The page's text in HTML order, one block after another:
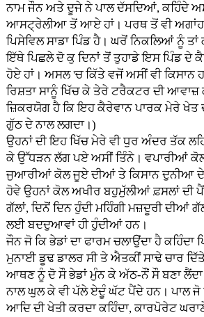
ਨਾਮ ਜੌਨ ਅਤੇ ਦੂਜੇ ਨੇ ਪਾਲ ਦੱਸਦਿਆਂ, ਕਹਿੰਦੇ
ਆਸਟ੍ਰੇਲੀਆ ਤੋਂ ਆਏ ਹਾਂ। ਪਰਥ ਤੋਂ ਵੀ ਅਗਾਂਹ
ਪਿਸੇਵਿਲ ਸਾਡਾ ਪਿੰਡ ਹੈ। ਘਰੋਂ ਨਿਕਲਿਆਂ ਨੂੰ
ਇੱਥੇ ਪਿਛਲੇ ਦੋ ਕੁ ਦਿਨਾਂ ਤੋਂ ਤੁਹਾਡੇ ਇਸ ਪਿੰਡ ਦੇ
ਹੋਏ ਹਾਂ। ਅਸਲ 'ਚ ਕਿੱਤੇ ਵਜੋਂ ਅਸੀਂ ਵੀ ਕਿਸਾਨ
ਰਿਸ਼ਤਾ ਸਾਨੂੰ ਖਿੱਚ ਕੇ ਤੇਰੇ ਟਰੈਕਟਰ ਦੀ
ਜ਼ਿਕਰਯੋਗ ਹੈ ਕਿ ਇਹ ਕੈਰੇਵਾਨ ਪਾਰਕ ਮੇਰੇ ਖੇਤ
ਗੁੱਠ ਦੇ ਨਾਲ ਲਗਦਾ।)
ਉਹਨਾਂ ਦੀ ਇਹ ਖਿੱਚ ਮੇਰੇ ਵੀ ਧੁਰ ਅੰਦਰ ਤੱਕ
ਕੇ ਉੱਧੜਨ ਲੱਗ ਪਏ ਅਸੀਂ ਤਿੰਨੇ। ਵਪਾਰੀਆਂ
ਜੁਆਰੀਆਂ ਕੋਲ ਜੂਏ ਦੀਆਂ ਤੇ ਕਿਸਾਨ ਦੁਨੀਆ ਦੇ
ਹੋਵੇ ਉਹਨਾਂ ਕੋਲ ਅਖੀਰ ਬਹੁਮੁੱਲੀਆਂ ਫ਼ਸਲਾਂ ਦੀ
ਗੱਲਾਂ, ਦਿਨੋਂ ਦਿਨ ਹੁੰਦੀ ਮਹਿੰਗੀ ਮਜ਼ਦੂਰੀ ਦੀਆਂ
ਲਈ ਬਦਦੁਆਵਾਂ ਹੀ ਹੁੰਦੀਆਂ ਹਨ।
ਜੌਨ ਜੋ ਕਿ ਭੇਡਾਂ ਦਾ ਫਾਰਮ ਚਲਾਉਂਦਾ ਹੈ
ਮੁਨਾਈ ਡੂਢ ਡਾਲਰ ਸੀ ਤੇ ਐਤਕੀਂ ਸਾਢੇ ਚਾਰ
ਆਥਣ ਨੂੰ ਦੋ ਸੌ ਭੇਡਾਂ ਮੁੰਨ ਕੇ ਅੱਠ-ਨੌਂ ਸੌ ਬਣਾ ਲੈਂਦਾ
ਨਾਲ ਘੁਲ ਕੇ ਵੀ ਪੱਲੇ ਏਦੂੰ ਘੱਟ ਪੈਂਦੇ ਹਨ। ਪਾਲ
ਆਦਿ ਦੀ ਖੇਤੀ ਕਰਦਾ ਕਹਿੰਦਾ, ਕਾਰਪੋਰੇਟ